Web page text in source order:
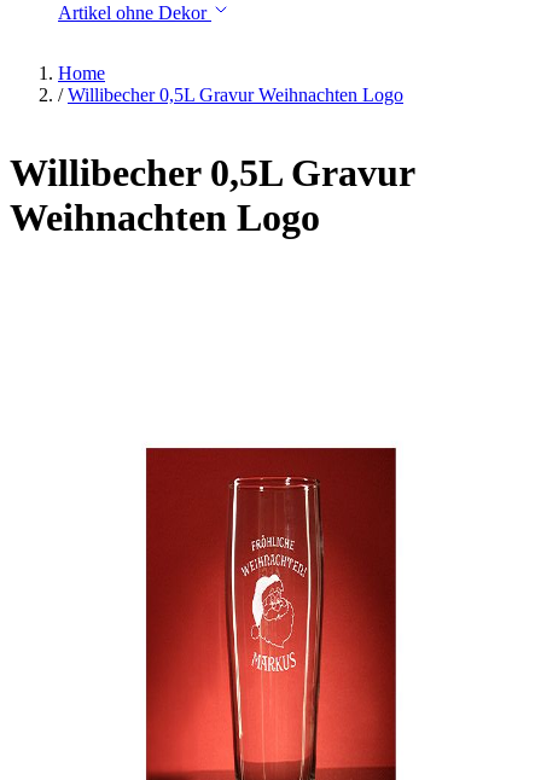
Artikel ohne Dekor
Home
/ Willibecher 0,5L Gravur Weihnachten Logo
Willibecher 0,5L Gravur
Weihnachten Logo